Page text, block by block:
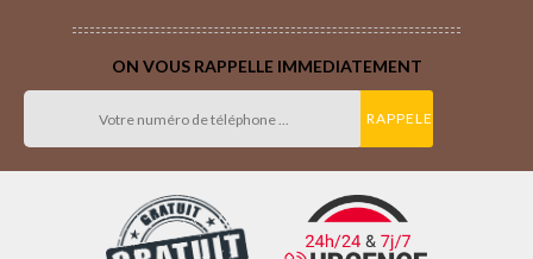
ON VOUS RAPPELLE IMMEDIATEMENT